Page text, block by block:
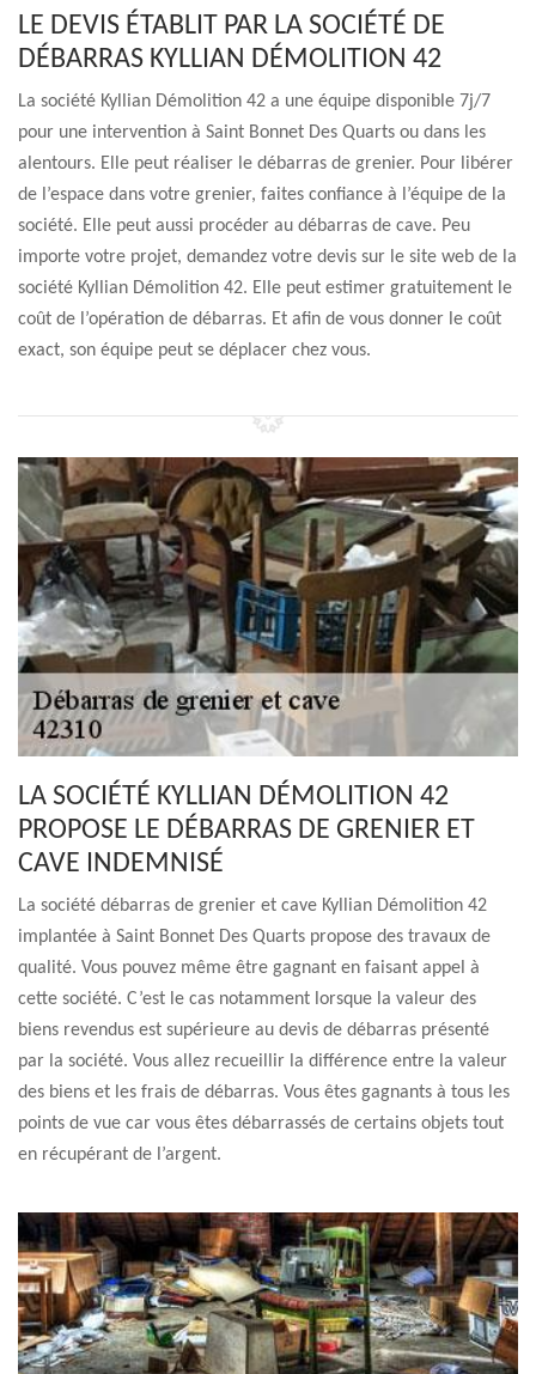
LE DEVIS ÉTABLIT PAR LA SOCIÉTÉ DE
DÉBARRAS KYLLIAN DÉMOLITION 42
La société Kyllian Démolition 42 a une équipe disponible 7j/7
pour une intervention à Saint Bonnet Des Quarts ou dans les
alentours. Elle peut réaliser le débarras de grenier. Pour libérer
de l’espace dans votre grenier, faites confiance à l’équipe de la
société. Elle peut aussi procéder au débarras de cave. Peu
importe votre projet, demandez votre devis sur le site web de la
société Kyllian Démolition 42. Elle peut estimer gratuitement le
coût de l’opération de débarras. Et afin de vous donner le coût
exact, son équipe peut se déplacer chez vous.
LA SOCIÉTÉ KYLLIAN DÉMOLITION 42
PROPOSE LE DÉBARRAS DE GRENIER ET
CAVE INDEMNISÉ
La société débarras de grenier et cave Kyllian Démolition 42
implantée à Saint Bonnet Des Quarts propose des travaux de
qualité. Vous pouvez même être gagnant en faisant appel à
cette société. C’est le cas notamment lorsque la valeur des
biens revendus est supérieure au devis de débarras présenté
par la société. Vous allez recueillir la différence entre la valeur
des biens et les frais de débarras. Vous êtes gagnants à tous les
points de vue car vous êtes débarrassés de certains objets tout
en récupérant de l’argent.